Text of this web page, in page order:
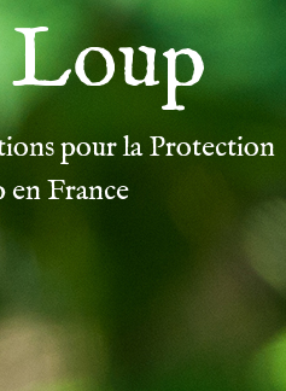
pour la Protection
France